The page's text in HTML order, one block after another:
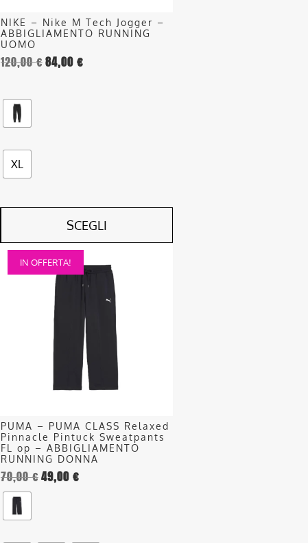
NIKE – Nike M Tech Jogger –
ABBIGLIAMENTO RUNNING
UOMO
120,00€84,00 €
XL
SCEGLI
pagina
del
prodotto
IN OFFERTA!
PUMA – PUMA CLASS Relaxed
Pinnacle Pintuck Sweatpants
FL op – ABBIGLIAMENTO
RUNNING DONNA
70,00€49,00 €
Questo
prodotto
pagina
del
prodotto